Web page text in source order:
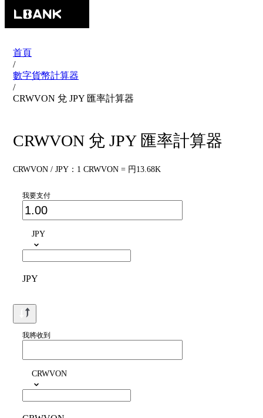
首頁
/
數字貨幣計算器
/
CRWVON 兌 JPY 匯率計算器
CRWVON 兌 JPY 匯率計算器
CRWVON / JPY：1 CRWVON = 円13.68K
我要支付
JPY
JPY
我將收到
CRWVON